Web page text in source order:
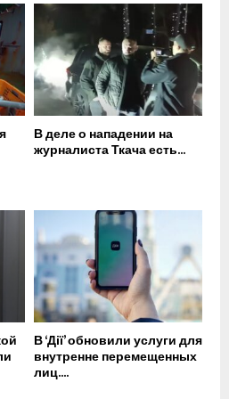
В деле о нападении на
журналиста Ткача есть...
В ‘Дії’ обновили услуги для
внутренне перемещенных
лиц....